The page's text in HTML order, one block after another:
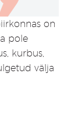
on
pole
kurbus,
välja